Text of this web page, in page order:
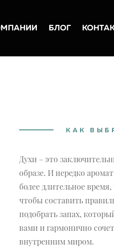
БЛОГ
КАК
Духи – это
образе. И нередко
более длительное
чтобы составить
подобрать запах,
вами и гармонично
внутренним миром.